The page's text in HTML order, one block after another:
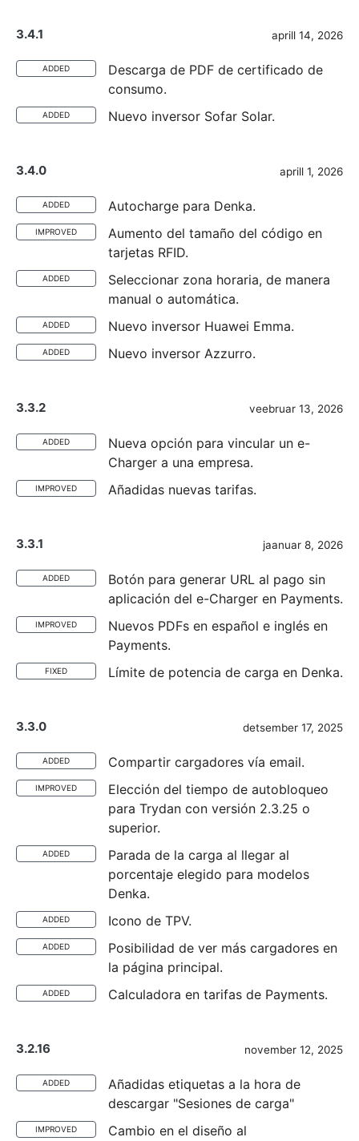
3.4.1 aprill 14, 2026
ADDED
Descarga de PDF de certificado de
consumo.
ADDED Nuevo inversor Sofar Solar.
3.4.0 aprill 1, 2026
ADDED Autocharge para Denka.
IMPROVED
Aumento del tamaño del código en
tarjetas RFID.
ADDED
Seleccionar zona horaria, de manera
manual o automática.
ADDED Nuevo inversor Huawei Emma.
ADDED Nuevo inversor Azzurro.
3.3.2 veebruar 13, 2026
ADDED
Nueva opción para vincular un e-
Charger a una empresa.
IMPROVED Añadidas nuevas tarifas.
3.3.1 jaanuar 8, 2026
ADDED
Botón para generar URL al pago sin
aplicación del e-Charger en Payments.
IMPROVED
Nuevos PDFs en español e inglés en
Payments.
FIXED Límite de potencia de carga en Denka.
3.3.0 detsember 17, 2025
ADDED Compartir cargadores vía email.
IMPROVED
Elección del tiempo de autobloqueo
para Trydan con versión 2.3.25 o
superior.
ADDED
Parada de la carga al llegar al
porcentaje elegido para modelos
Denka.
ADDED Icono de TPV.
ADDED
Posibilidad de ver más cargadores en
la página principal.
ADDED Calculadora en tarifas de Payments.
3.2.16 november 12, 2025
ADDED
Añadidas etiquetas a la hora de
descargar "Sesiones de carga"
IMPROVED
Cambio en el diseño al